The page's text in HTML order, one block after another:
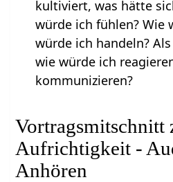
kultiviert, was hätte
würde ich fühlen? Wie
würde ich handeln?
wie würde ich
kommunizieren?
Vortragsmitschnitt
Aufrichtigkeit -
Anhören